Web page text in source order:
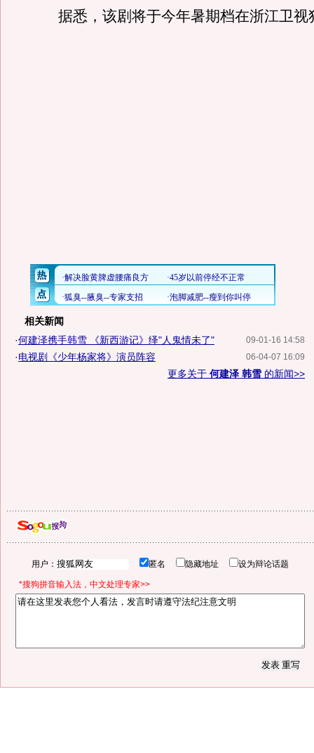
据悉，该剧将于今年暑期档在浙江卫视
相关新闻
09-01-16 14:58
·何建泽携手韩雪 《新西游记》绎"人鬼情未了"
06-04-07 16:09
·电视剧《少年杨家将》演员阵容
更多关于 何建泽 韩雪 的新闻>>
用户： 匿名 隐藏地址 设为辩论话题
*搜狗拼音输入法，中文处理专家>>